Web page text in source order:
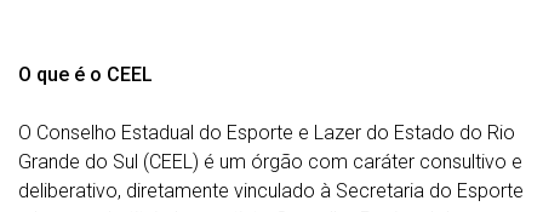
O que é o CEEL
O Conselho Estadual do Esporte e Lazer do Estado do Rio
Grande do Sul (CEEL) é um órgão com caráter consultivo e
deliberativo, diretamente vinculado à Secretaria do Esporte